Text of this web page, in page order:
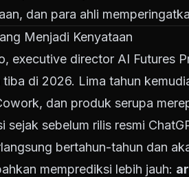
dan para ahli
Menjadi Kenyataan
executive director AI Futures
di 2026. Lima tahun
dan produk serupa
sejak sebelum rilis resmi
bertahun-tahun dan
memprediksi lebih jauh: